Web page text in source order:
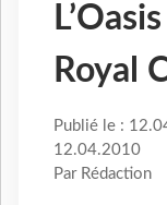
Royal
Publié le :
12.04.2010
Par Rédaction